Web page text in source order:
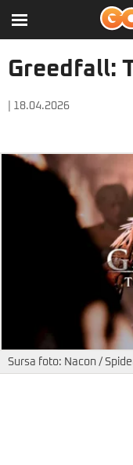
Greedfall:
| 18.04.2026
Sursa foto: Nacon /